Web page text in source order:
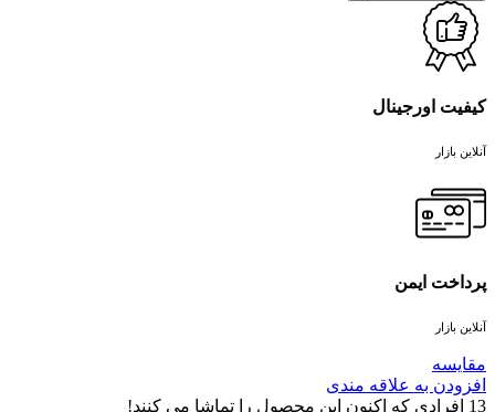
کیفیت اورجینال
آنلاین بازار
پرداخت ایمن
آنلاین بازار
مقايسه
افزودن به علاقه مندی
13 افرادی که اکنون این محصول را تماشا می کنند!